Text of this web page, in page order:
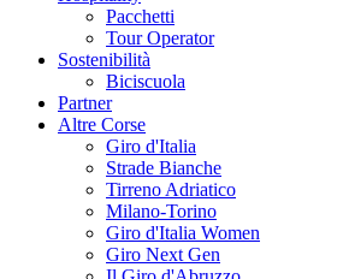
Pacchetti
Tour Operator
Sostenibilità
Biciscuola
Partner
Altre Corse
Giro d'Italia
Strade Bianche
Tirreno Adriatico
Milano-Torino
Giro d'Italia Women
Giro Next Gen